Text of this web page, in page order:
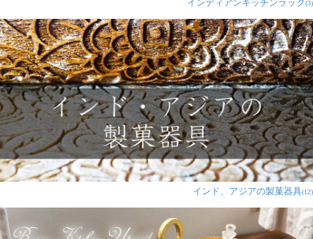
インディアンキッチンラック(3)
インド、アジアの製菓器具(12)